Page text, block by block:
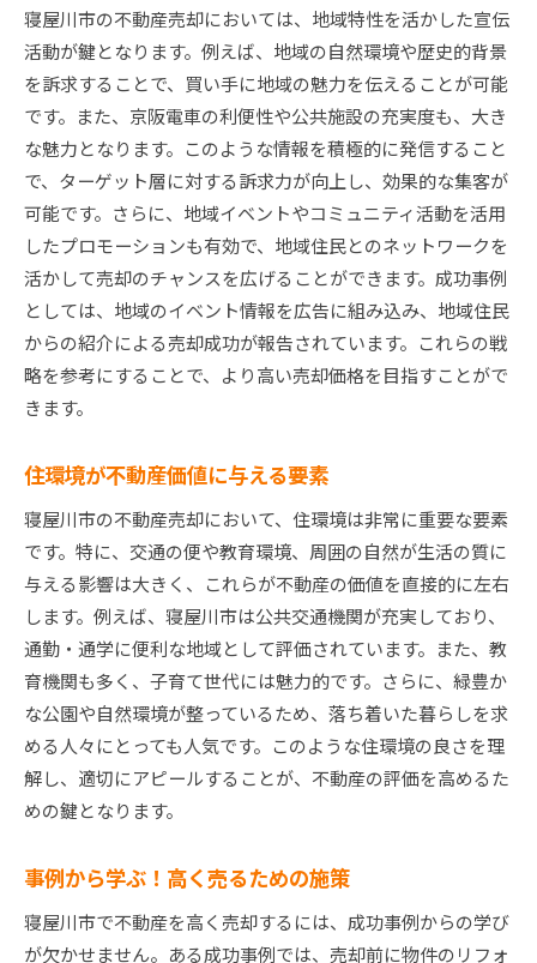
価格競争に勝つための効果的なアプローチ
寝屋川市での売却を成功させるための視点
大阪府寝屋川市の特性を活かした不動産売却の成功
法
地域特性を活かした売却成功の秘訣
地域の魅力を活かすためのプロモーション戦略
成功事例から学ぶ売却の効果的な手法
地域密着型のアプローチが持つ強み
不動産価値を最大化するための工夫
寝屋川市での売却成功を目指すための準備
寝屋川市で大切な資産を最大限に活かす不動産売却
のコツ
資産価値を高めるためのリノベーション提案
大切な資産を高く売るための戦略
寝屋川市の特性を活かした資産活用法
売却を成功させるための準備と心構え
大切な資産を守るためのリスクマネジメント
寝屋川市の不動産売却においては、地域特性を活かした宣伝
活動が鍵となります。例えば、地域の自然環境や歴史的背景
を訴求することで、買い手に地域の魅力を伝えることが可能
です。また、京阪電車の利便性や公共施設の充実度も、大き
な魅力となります。このような情報を積極的に発信すること
で、ターゲット層に対する訴求力が向上し、効果的な集客が
可能です。さらに、地域イベントやコミュニティ活動を活用
したプロモーションも有効で、地域住民とのネットワークを
活かして売却のチャンスを広げることができます。成功事例
としては、地域のイベント情報を広告に組み込み、地域住民
からの紹介による売却成功が報告されています。これらの戦
略を参考にすることで、より高い売却価格を目指すことがで
きます。
住環境が不動産価値に与える要素
寝屋川市の不動産売却において、住環境は非常に重要な要素
です。特に、交通の便や教育環境、周囲の自然が生活の質に
与える影響は大きく、これらが不動産の価値を直接的に左右
します。例えば、寝屋川市は公共交通機関が充実しており、
通勤・通学に便利な地域として評価されています。また、教
育機関も多く、子育て世代には魅力的です。さらに、緑豊か
な公園や自然環境が整っているため、落ち着いた暮らしを求
める人々にとっても人気です。このような住環境の良さを理
解し、適切にアピールすることが、不動産の評価を高めるた
めの鍵となります。
事例から学ぶ！高く売るための施策
寝屋川市で不動産を高く売却するには、成功事例からの学び
が欠かせません。ある成功事例では、売却前に物件のリフォ